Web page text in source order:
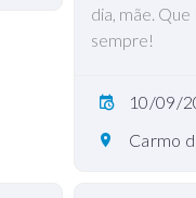
dia, mãe.
sempre!
10/09/
Carmo